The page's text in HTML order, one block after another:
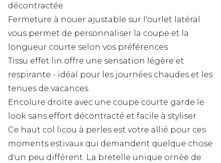
décontractée
Fermeture à nouer ajustable sur l'ourlet latéral
vous permet de personnaliser la coupe et la
longueur courte selon vos préférences
Tissu effet lin offre une sensation légère et
respirante - idéal pour les journées chaudes et les
tenues de vacances
Encolure droite avec une coupe courte garde le
look sans effort décontracté et facile à styliser
Ce haut col licou à perles est votre allié pour ces
moments estivaux qui demandent quelque chose
d'un peu différent. La bretelle unique ornée de